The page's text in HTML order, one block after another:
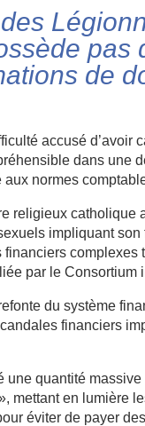
pas
de
accusé d’avoir
dans une
aux normes
religieux catholique
impliquant
par le Consortium
du système
financiers
une quantité
mettant en lumière
éviter de payer